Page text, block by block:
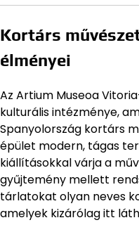
Kortárs
élményei
Az Artium Museoa
kulturális intézménye,
Spanyolország kortárs
épület modern, tágas
kiállításokkal várja a
gyűjtemény mellett
tárlatokat olyan neves
amelyek kizárólag itt